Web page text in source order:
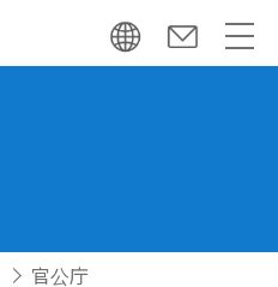
官公庁